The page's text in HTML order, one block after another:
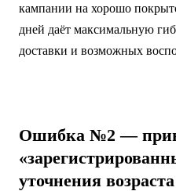
кампании на хорошо
дней даёт максимальную
доставки и возможных
Ошибка №2 —
уточнения возраста